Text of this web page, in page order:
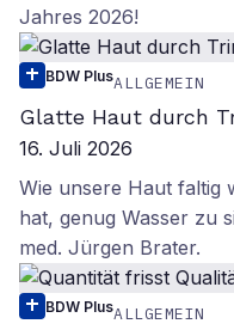
Jahres 2026!
BDW PlusALLGEMEIN
Glatte Haut durch
16. Juli 2026
Wie unsere Haut faltig
hat, genug Wasser zu
med. Jürgen Brater.
BDW PlusALLGEMEIN